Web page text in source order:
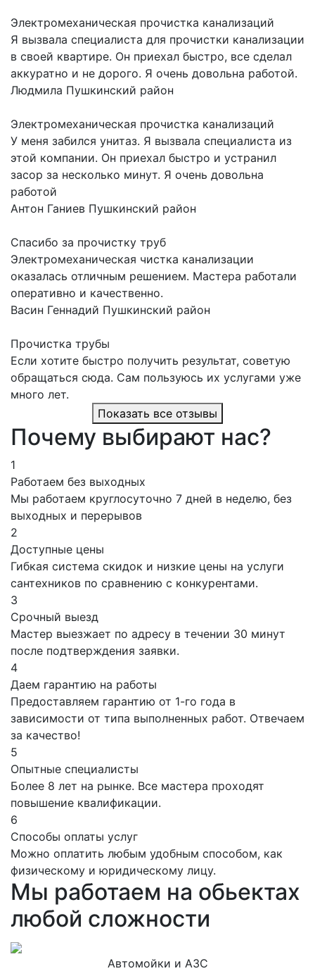
Электромеханическая прочистка канализаций
Я вызвала специалиста для прочистки канализации
в своей квартире. Он приехал быстро, все сделал
аккуратно и не дорого. Я очень довольна работой.
Людмила Пушкинский район
Электромеханическая прочистка канализаций
У меня забился унитаз. Я вызвала специалиста из
этой компании. Он приехал быстро и устранил
засор за несколько минут. Я очень довольна
работой
Антон Ганиев Пушкинский район
Спасибо за прочистку труб
Электромеханическая чистка канализации
оказалась отличным решением. Мастера работали
оперативно и качественно.
Васин Геннадий Пушкинский район
Прочистка трубы
Если хотите быстро получить результат, советую
обращаться сюда. Сам пользуюсь их услугами уже
много лет.
Показать все отзывы
Почему выбирают нас?
1
Работаем без выходных
Мы работаем круглосуточно 7 дней в неделю, без
выходных и перерывов
2
Доступные цены
Гибкая система скидок и низкие цены на услуги
сантехников по сравнению с конкурентами.
3
Срочный выезд
Мастер выезжает по адресу в течении 30 минут
после подтверждения заявки.
4
Даем гарантию на работы
Предоставляем гарантию от 1-го года в
зависимости от типа выполненных работ. Отвечаем
за качество!
5
Опытные специалисты
Более 8 лет на рынке. Все мастера проходят
повышение квалификации.
6
Способы оплаты услуг
Можно оплатить любым удобным способом, как
физическому и юридическому лицу.
Мы работаем на обьектах
любой сложности
Автомойки и АЗС